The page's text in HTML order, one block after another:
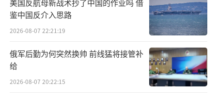
美国反航母新战术抄了中国的作业吗 借
鉴中国反介入思路
2026-08-07 22:21:19
俄军后勤为何突然换帅 前线猛将接管补
给
2026-08-07 20:22:15